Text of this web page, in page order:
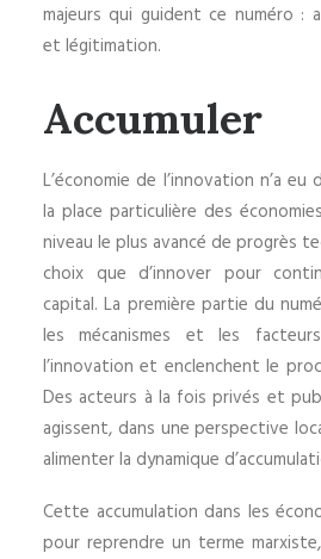
majeurs qui guident ce numéro :
et légitimation.
Accumuler
L’économie de l’innovation n’a
la place particulière des
niveau le plus avancé de progrès
choix que d’innover pour
capital. La première partie du
les mécanismes et les
l’innovation et enclenchent le
Des acteurs à la fois privés et
agissent, dans une perspective
alimenter la dynamique
Cette accumulation dans les
pour reprendre un terme